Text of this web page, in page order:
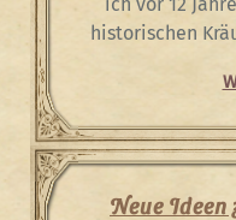
ich vor 12
historischen
Neue Ideen